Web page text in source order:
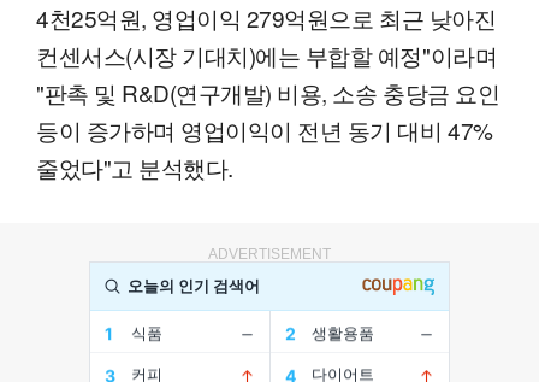
4천25억원, 영업이익 279억원으로 최근 낮아진
컨센서스(시장 기대치)에는 부합할 예정"이라며
"판촉 및 R&D(연구개발) 비용, 소송 충당금 요인
등이 증가하며 영업이익이 전년 동기 대비 47%
줄었다"고 분석했다.
ADVERTISEMENT